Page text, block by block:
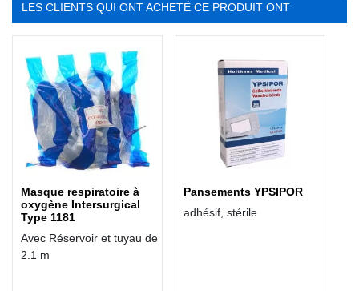
LES CLIENTS QUI ONT ACHETÉ CE PRODUIT ONT
Masque respiratoire à
oxygène Intersurgical
Type 1181
Avec Réservoir et tuyau de
2.1 m
Pansements YPSIPOR
adhésif, stérile